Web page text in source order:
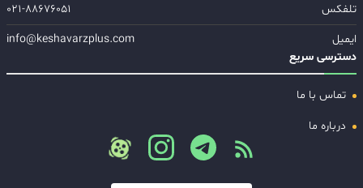
تلفکس
۰۲۱-۸۸۶۷۶۰۵۱
ایمیل
info@keshavarzplus.com
دسترسی سریع
تماس با ما
درباره ما